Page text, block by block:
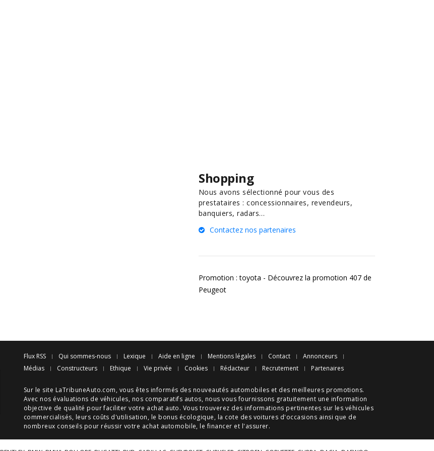
Shopping
Nous avons sélectionné pour vous des
prestataires : concessionnaires, revendeurs,
banquiers, radars…
Contactez nos partenaires
Promotion : toyota - Découvrez la promotion 407 de
Peugeot
Flux RSS Qui sommes-nous Lexique Aide en ligne Mentions légales Contact
Annonceurs
Médias
Constructeurs Ethique Vie privée Cookies Rédacteur Recrutement Partenaires
Sur le site LaTribuneAuto.com, vous êtes informés des nouveautés automobiles et des meilleures promotions.
Avec nos évaluations de véhicules, nos comparatifs autos, nous vous fournissons gratuitement une information
objective de qualité pour faciliter votre achat auto. Vous trouverez des informations pertinentes sur les véhicules
commercialisés, leurs coûts d'utilisation, le bonus écologique, la cote des voitures d'occasions ainsi que de
nombreux conseils pour réussir votre achat automobile, le financer et l'assurer.